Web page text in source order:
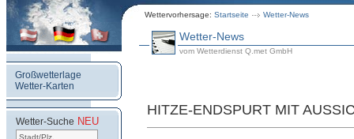
Wettervorhersage: Startseite Wetter-News
Großwetterlage
Wetter-Karten
Wetter-Suche NEU
Wetter-News
vom Wetterdienst Q.met GmbH
HITZE-ENDSPURT MIT